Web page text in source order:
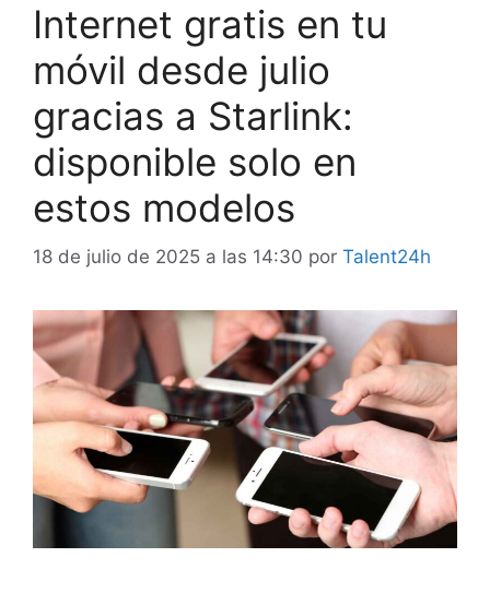
Internet gratis en tu
móvil desde julio
gracias a Starlink:
disponible solo en
estos modelos
18 de julio de 2025 a las 14:30 por Talent24h